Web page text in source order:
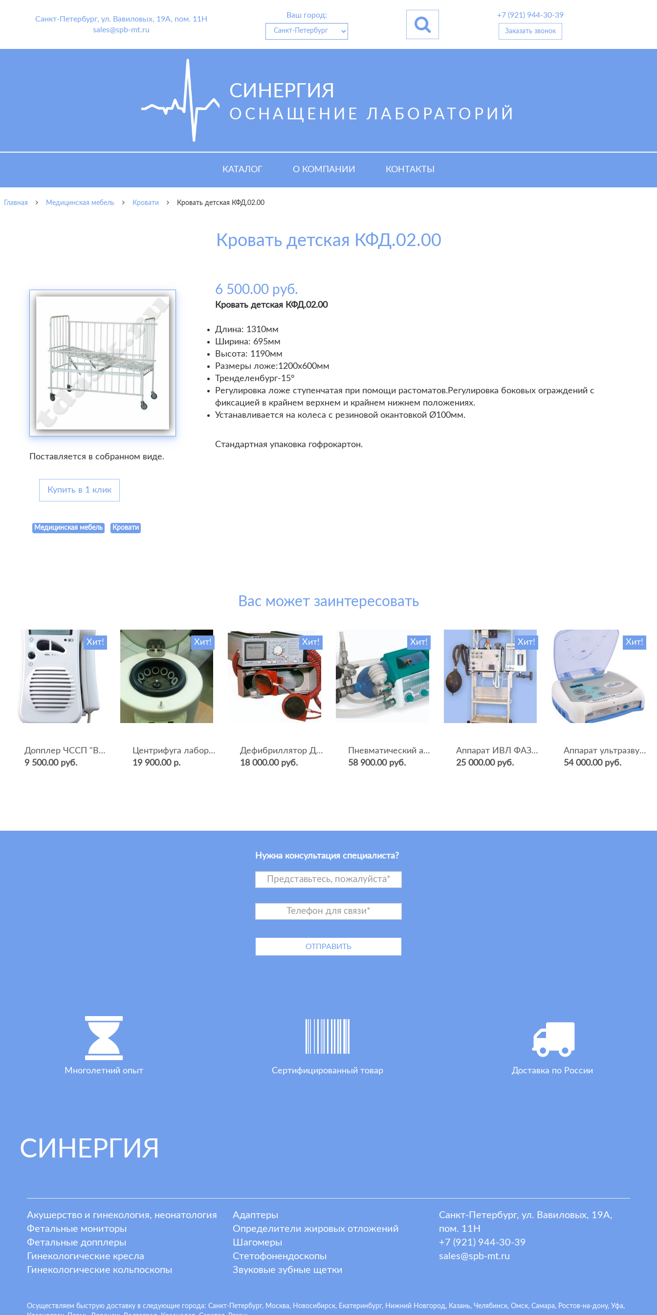
Санкт-Петербург, ул. Вавиловых, 19А, пом. 11Н
sales@spb-mt.ru
Ваш город: +7 (921) 944-30-39
Заказать звонок
СИНЕРГИЯ
ОСНАЩЕНИЕ ЛАБОРАТОРИЙ
КАТАЛОГ О КОМПАНИИ КОНТАКТЫ
Главная Медицинская мебель Кровати Кровать детская КФД.02.00
Кровать детская КФД.02.00
6 500.00 руб.
Кровать детская КФД.02.00
Длина: 1310мм
Ширина: 695мм
Высота: 1190мм
Размеры ложе:1200х600мм
Тренделенбург-15°
Регулировка ложе ступенчатая при помощи растоматов.Регулировка боковых ограждений с
фиксацией в крайнем верхнем и крайнем нижнем положениях.
Устанавливается на колеса с резиновой окантовкой Ø100мм.
Стандартная упаковка гофрокартон.
Поставляется в собранном виде.
Купить в 1 клик
Медицинская мебель Кровати
Вас может заинтересовать
Хит!
Допплер ЧССП "BF-500++" (фетальный, ультразвуковой)
9 500.00 руб.
Хит!
Центрифуга лабораторная СМ-12 (4000 об.мин, 12 пробирок)
19 900.00 р.
Хит!
Дефибриллятор ДКИ-Н-04
18 000.00 руб.
Хит!
Пневматический аппарат ИВЛ и оксигенотерапии портативный АИВЛп-2/20-«ТМТ»
58 900.00 руб.
Хит!
Аппарат ИВЛ ФАЗА-5НР
25 000.00 руб.
Хит!
Аппарат ультразвуковой терапии Sonopulse (мультичастотный 1 и 3 Мгц)
54 000.00 руб.
Нужна консультация специалиста?
Многолетний опыт Сертифицированный товар Доставка по России
СИНЕРГИЯ
Акушерство и гинекология, неонатология
Фетальные мониторы
Фетальные допплеры
Гинекологические кресла
Гинекологические кольпоскопы
Адаптеры
Определители жировых отложений
Шагомеры
Стетофонендоскопы
Звуковые зубные щетки
Санкт-Петербург, ул. Вавиловых, 19А,
пом. 11Н
+7 (921) 944-30-39
sales@spb-mt.ru
Осуществляем быструю доставку в следующие города: Санкт-Петербург, Москва, Новосибирск, Екатеринбург, Нижний Новгород, Казань, Челябинск, Омск, Самара, Ростов-на-дону, Уфа,